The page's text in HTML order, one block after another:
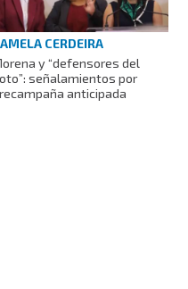
CERDEIRA
y “defensores del
señalamientos por
anticipada